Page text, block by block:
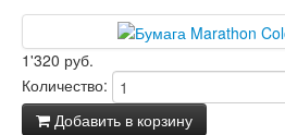
1'320 руб.
Количество:
Добавить в корзину